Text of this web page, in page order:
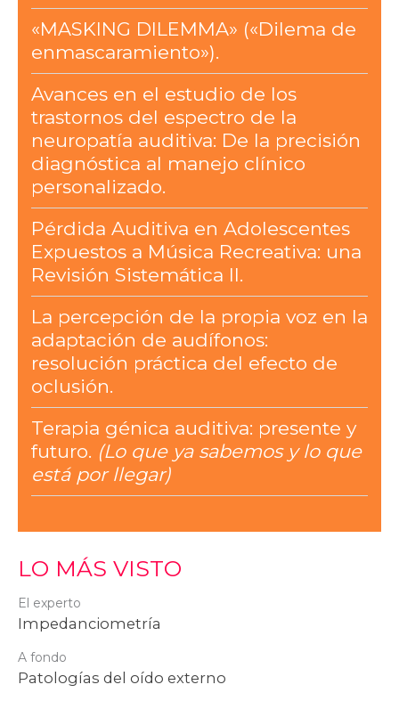
«MASKING DILEMMA» («Dilema de
enmascaramiento»).
Avances en el estudio de los
trastornos del espectro de la
neuropatía auditiva: De la precisión
diagnóstica al manejo clínico
personalizado.
Pérdida Auditiva en Adolescentes
Expuestos a Música Recreativa: una
Revisión Sistemática II.
La percepción de la propia voz en la
adaptación de audífonos:
resolución práctica del efecto de
oclusión.
Terapia génica auditiva: presente y
futuro. (Lo que ya sabemos y lo que
está por llegar)
LO MÁS VISTO
El experto
Impedanciometría
A fondo
Patologías del oído externo